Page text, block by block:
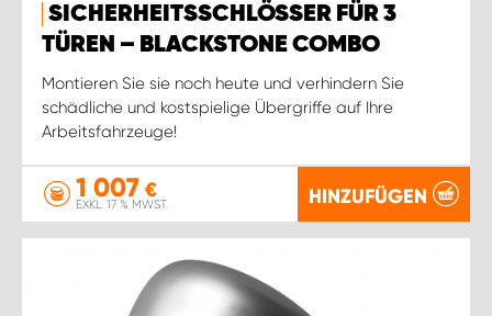
SICHERHEITSSCHLÖSSER FÜR 3
TÜREN – BLACKSTONE COMBO
Montieren Sie sie noch heute und verhindern Sie
schädliche und kostspielige Übergriffe auf Ihre
Arbeitsfahrzeuge!
1 007 €
EXKL. 17 % MWST. HINZUFÜGEN